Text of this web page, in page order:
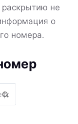
раскрытию не
о
номера.